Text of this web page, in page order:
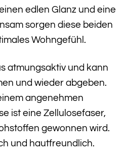
edlen Glanz und eine
sorgen diese beiden
Wohngefühl.
atmungsaktiv und kann
und wieder abgeben.
angenehmen
ist eine Zellulosefaser,
gewonnen wird.
und hautfreundlich.